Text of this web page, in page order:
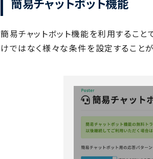
簡易チャットボット機能を利用すること
けではなく様々な条件を設定すること